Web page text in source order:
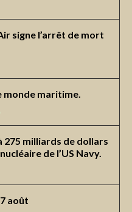
signe l’arrêt de mort
monde maritime.
275 milliards de dollars
de l’US Navy.
août